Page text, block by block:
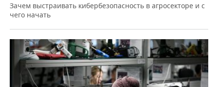
Зачем выстраивать кибербезопасность в агросекторе и с
чего начать